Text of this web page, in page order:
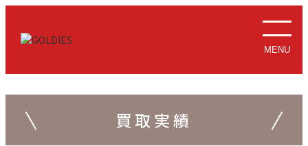
MENU
買取実績